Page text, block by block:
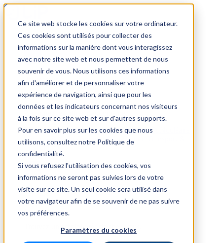
Ce site web stocke les cookies sur votre ordinateur.
Ces cookies sont utilisés pour collecter des
informations sur la manière dont vous interagissez
avec notre site web et nous permettent de nous
souvenir de vous. Nous utilisons ces informations
afin d'améliorer et de personnaliser votre
expérience de navigation, ainsi que pour les
données et les indicateurs concernant nos visiteurs
à la fois sur ce site web et sur d'autres supports.
Pour en savoir plus sur les cookies que nous
utilisons, consultez notre Politique de
confidentialité.
Si vous refusez l'utilisation des cookies, vos
informations ne seront pas suivies lors de votre
visite sur ce site. Un seul cookie sera utilisé dans
votre navigateur afin de se souvenir de ne pas suivre
vos préférences.
Paramètres du cookies
Trouver un emploi
Par secteur
BTP Hôtellerie & Restauration Industrie & Nucléaire
Médical & Santé
Tertiaire & Ingénierie
Logistique
Voir tout
Par ville
Trouvez un emploi près de chez vous.